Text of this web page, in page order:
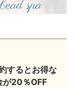
するとお得な
が20％OFF